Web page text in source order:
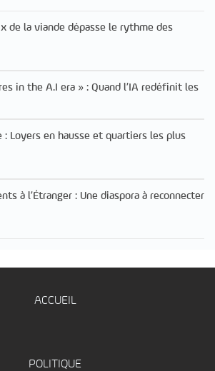
de la viande dépasse le rythme des
in the A.I era » : Quand l’IA redéfinit les
: Loyers en hausse et quartiers les plus
à l’Étranger : Une diaspora à reconnecter
ACCUEIL
POLITIQUE